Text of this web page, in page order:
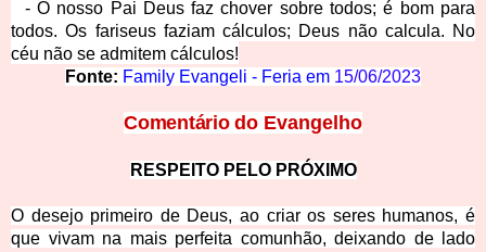
- O nosso Pai Deus faz chover sobre todos; é bom para
todos. Os fariseus faziam cálculos; Deus não calcula. No
céu não se admitem cálculos!
Fonte: Family Evangeli - Feria em 15/06/2023
Comentário do Evangelho
RESPEITO PELO PRÓXIMO
O desejo primeiro de Deus, ao criar os seres humanos, é
que vivam na mais perfeita comunhão, deixando de lado